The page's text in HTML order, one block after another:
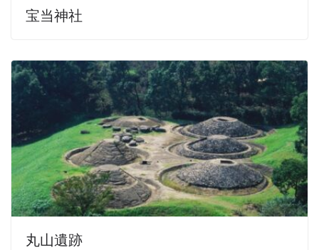
宝当神社
丸山遺跡